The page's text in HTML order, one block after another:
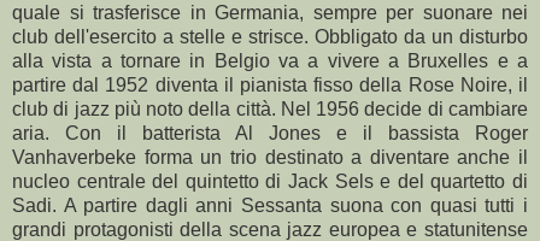
quale si trasferisce in Germania, sempre per suonare nei
club dell'esercito a stelle e strisce. Obbligato da un disturbo
alla vista a tornare in Belgio va a vivere a Bruxelles e a
partire dal 1952 diventa il pianista fisso della Rose Noire, il
club di jazz più noto della città. Nel 1956 decide di cambiare
aria. Con il batterista Al Jones e il bassista Roger
Vanhaverbeke forma un trio destinato a diventare anche il
nucleo centrale del quintetto di Jack Sels e del quartetto di
Sadi. A partire dagli anni Sessanta suona con quasi tutti i
grandi protagonisti della scena jazz europea e statunitense